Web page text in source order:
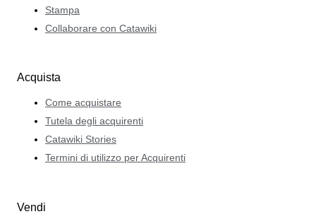
Stampa
Collaborare con Catawiki
Acquista
Come acquistare
Tutela degli acquirenti
Catawiki Stories
Termini di utilizzo per Acquirenti
Vendi